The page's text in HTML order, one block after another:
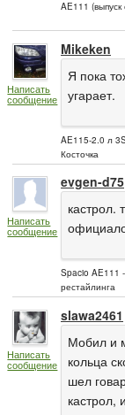
AE111
Написать
сообщение
Mikeken
Я пока
угарает.
AE115-2.0 л
Косточка
Написать
сообщение
evgen-d75
кастрол.
Spacio AE111
рестайлинга
Написать
сообщение
slawa2461
Мобил и
кольца
шел
кастрол,